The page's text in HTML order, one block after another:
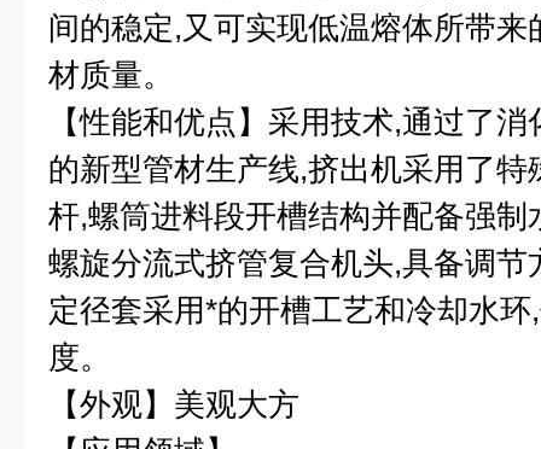
间的稳定,又可实现低温熔体所带
材质量。
【性能和优点】采用技术,通过了
的新型管材生产线,挤出机采用了
杆,螺筒进料段开槽结构并配备强
螺旋分流式挤管复合机头,具备调
定径套采用*的开槽工艺和冷却水
度。
【外观】美观大方